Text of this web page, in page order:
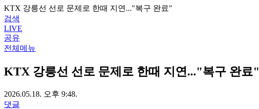
KTX 강릉선 선로 문제로 한때 지연..."복구 완료"
검색
LIVE
공유
전체메뉴
KTX 강릉선 선로 문제로 한때 지연..."복구 완료"
2026.05.18. 오후 9:48.
댓글